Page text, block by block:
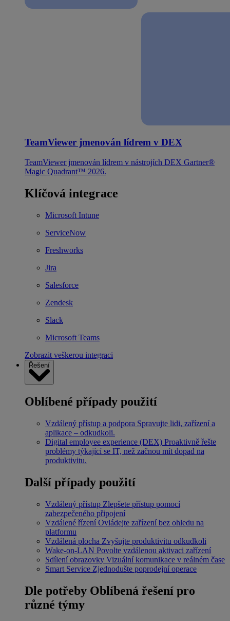
TeamViewer jmenován lídrem v DEX
TeamViewer jmenován lídrem v nástrojích DEX Gartner®
Magic Quadrant™ 2026.
Klíčová integrace
Microsoft Intune
ServiceNow
Freshworks
Jira
Salesforce
Zendesk
Slack
Microsoft Teams
Zobrazit veškerou integraci
Řešení
Oblíbené případy použití
Vzdálený přístup a podpora Spravujte lidi, zařízení a
aplikace – odkudkoli.
Digital employee experience (DEX) Proaktivně řešte
problémy týkající se IT, než začnou mít dopad na
produktivitu.
Další případy použití
Vzdálený přístup Zlepšete přístup pomocí
zabezpečeného připojení
Vzdálené řízení Ovládejte zařízení bez ohledu na
platformu
Vzdálená plocha Zvyšujte produktivitu odkudkoli
Wake-on-LAN Povolte vzdálenou aktivaci zařízení
Sdílení obrazovky Vizuální komunikace v reálném čase
Smart Service Zjednodušte poprodejní operace
Dle potřeby Oblíbená řešení pro
různé týmy